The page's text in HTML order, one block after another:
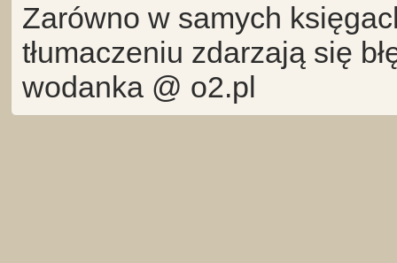
Zarówno w samych
tłumaczeniu zdarzają się
wodanka @ o2.pl